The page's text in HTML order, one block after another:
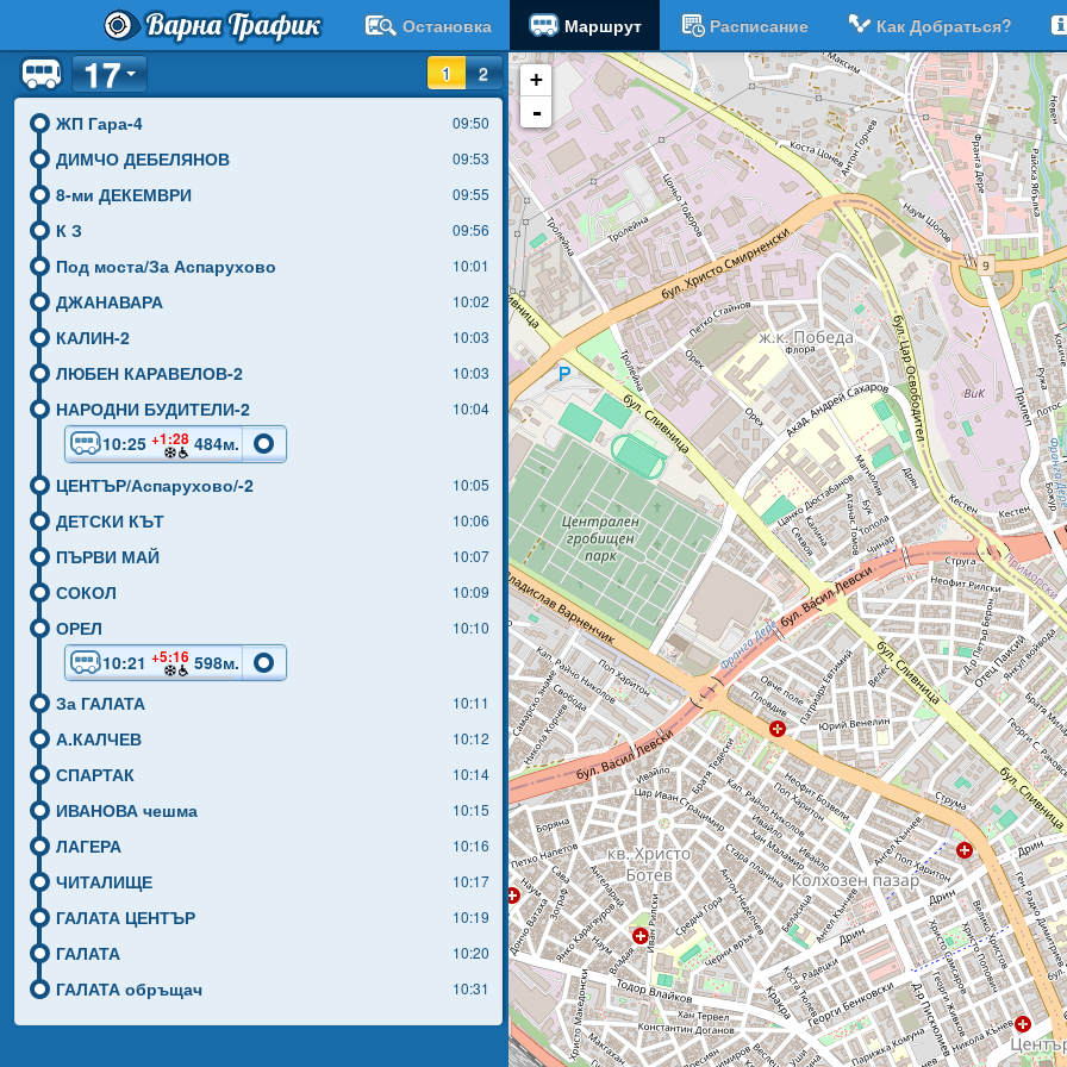
Варна Трафик Остановка Маршрут Расписание
Как Добраться?
1
2
17
ЖП Гара-4 09:50
ДИМЧО ДЕБЕЛЯНОВ 09:53
8-ми ДЕКЕМВРИ 09:55
К З 09:56
Под моста/За Аспарухово 10:01
ДЖАНАВАРА 10:02
КАЛИН-2 10:03
ЛЮБЕН КАРАВЕЛОВ-2 10:03
НАРОДНИ БУДИТЕЛИ-2 10:04
10:25 +1:28484м.
ЦЕНТЪР/Аспарухово/-2
10:05
ДЕТСКИ КЪТ 10:06
ПЪРВИ МАЙ 10:07
СОКОЛ 10:09
ОРЕЛ 10:10
10:21 +5:16 598м.
За ГАЛАТА
10:11
А.КАЛЧЕВ 10:12
СПАРТАК 10:14
ИВАНОВА чешма 10:15
ЛАГЕРА 10:16
ЧИТАЛИЩЕ 10:17
ГАЛАТА ЦЕНТЪР 10:19
ГАЛАТА 10:20
ГАЛАТА обръщач 10:31
+
-